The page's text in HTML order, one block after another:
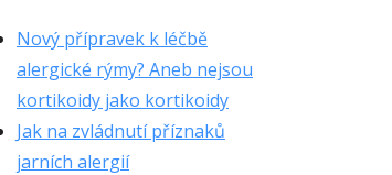
Nový přípravek k léčbě
alergické rýmy? Aneb nejsou
kortikoidy jako kortikoidy
Jak na zvládnutí příznaků
jarních alergií